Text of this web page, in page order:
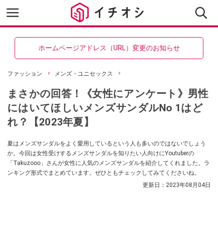
ホームページアドレス（URL）変更のお知らせ
ファッション メンズ・ユニセックス
まさかの回答！《女性にアンケート》男性
にはいてほしいメンズサンダルNo 1はど
れ？【2023年夏】
夏はメンズサンダルをよく愛用しているという人も多いのではないでしょう
か。今回は女性受けするメンズサンダルを知りたい人向けにYoutuberの
「Takuzooo」さんが女性に人気のメンズサンダルを紹介してくれました。ラ
ンキング形式でまとめています。ぜひともチェックしてみてくださいね。
更新日： 2023年08月04日